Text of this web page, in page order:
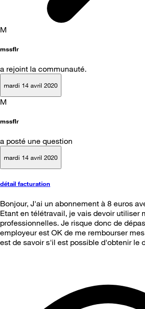
M
mssflr
a rejoint la communauté.
mardi 14 avril 2020
M
mssflr
a posté une question
mardi 14 avril 2020
détail facturation
Bonjour, J'ai un abonnement à 8 euros
Etant en télétravail, je vais devoir utiliser
professionnelles. Je risque donc de
employeur est OK de me rembourser
est de savoir s'il est possible d'obtenir le